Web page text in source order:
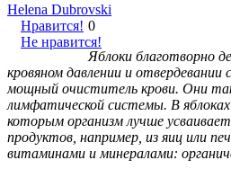
Helena Dubrovski
Нравится!
Не нравится!
0
Яблоки благотворно
кровяном давлении и
мощный очиститель крови. Они
лимфатической системы. В
которым организм лучше
продуктов, например, из яиц или
витаминами и минералами: